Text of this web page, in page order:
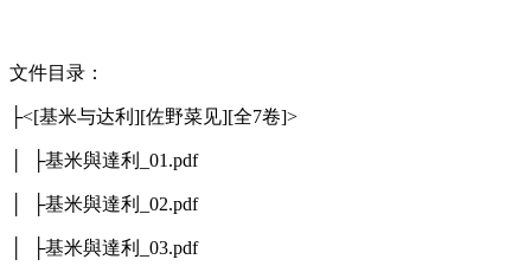
文件目录：
├<[基米与达利][佐野菜见][全7卷]>
│ ├基米與達利_01.pdf
│ ├基米與達利_02.pdf
│ ├基米與達利_03.pdf